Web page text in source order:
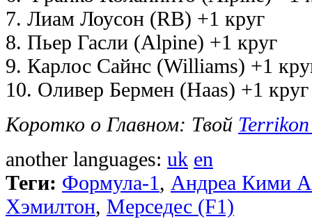
7. Лиам Лоусон (RB) +1 круг
8. Пьер Гасли (Alpine) +1 круг
9. Карлос Сайнс (Williams) +1
10. Оливер Бермен (Haas) +1 круг
Коротко о Главном: Твой
another languages: uk en
Теги: Формула-1, Андреа Кими
Хэмилтон, Мерседес (F1)